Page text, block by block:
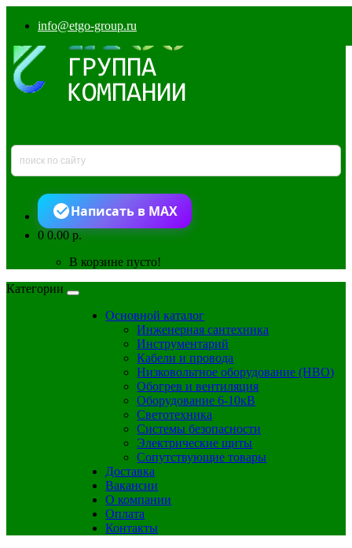
info@etgo-group.ru
Написать в MAX
00.00 р.
В корзине пусто!
Категории
Основной каталог
Инженерная сантехника
Инструментарий
Кабели и провода
Низковольтное оборудование (НВО)
Обогрев и вентиляция
Оборудование 6-10кВ
Светотехника
Системы безопасности
Электрические щиты
Сопутствующие товары
Доставка
Вакансии
О компании
Оплата
Контакты